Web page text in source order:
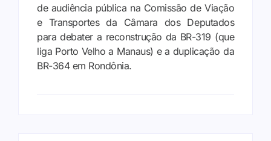
de audiência pública na Comissão de Viação
e Transportes da Câmara dos Deputados
para debater a reconstrução da BR-319 (que
liga Porto Velho a Manaus) e a duplicação da
BR-364 em Rondônia.